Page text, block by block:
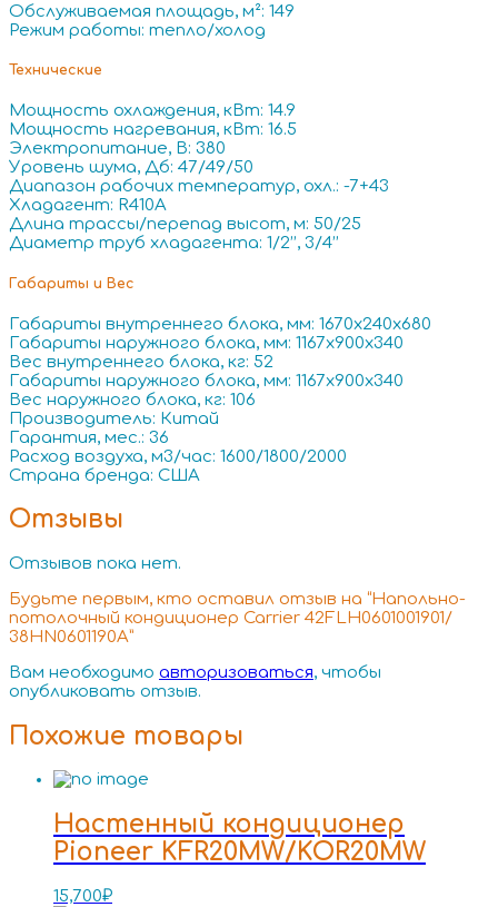
Обслуживаемая площадь, м²: 149
Режим работы: тепло/холод
Технические
Мощность охлаждения, кВт: 14.9
Мощность нагревания, кВт: 16.5
Электропитание, В: 380
Уровень шума, Дб: 47/49/50
Диапазон рабочих температур, охл.: -7+43
Хладагент: R410A
Длина трассы/перепад высот, м: 50/25
Диаметр труб хладагента: 1/2’’, 3/4’’
Габариты и Вес
Габариты внутреннего блока, мм: 1670x240x680
Габариты наружного блока, мм: 1167x900x340
Вес внутреннего блока, кг: 52
Габариты наружного блока, мм: 1167x900x340
Вес наружного блока, кг: 106
Производитель: Китай
Гарантия, мес.: 36
Расход воздуха, м3/час: 1600/1800/2000
Страна бренда: США
Отзывы
Отзывов пока нет.
Будьте первым, кто оставил отзыв на “Напольно-
потолочный кондиционер Carrier 42FLH0601001901/
38HN0601190A”
Вам необходимо авторизоваться, чтобы
опубликовать отзыв.
Похожие товары
Настенный кондиционер
Pioneer KFR20MW/KOR20MW
15,700₽